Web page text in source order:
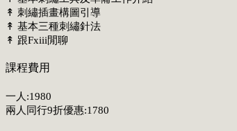
↟ 刺繡插畫構圖引導
↟ 基本三種刺繡針法
↟ 跟Fxiii閒聊
課程費用
一人:1980
兩人同行9折優惠:1780